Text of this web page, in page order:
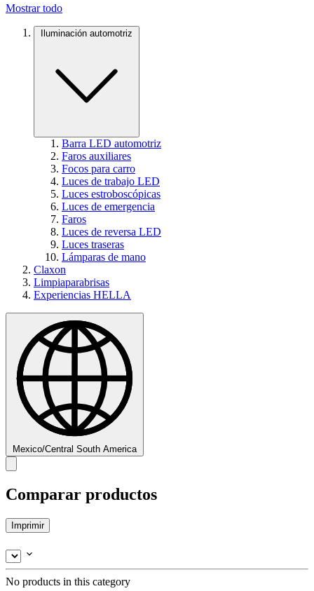
Mostrar todo
Iluminación automotriz
Barra LED automotriz
Faros auxiliares
Focos para carro
Luces de trabajo LED
Luces estroboscópicas
Luces de emergencia
Faros
Luces de reversa LED
Luces traseras
Lámparas de mano
Claxon
Limpiaparabrisas
Experiencias HELLA
Mexico/Central South America
Comparar productos
Imprimir
No products in this category